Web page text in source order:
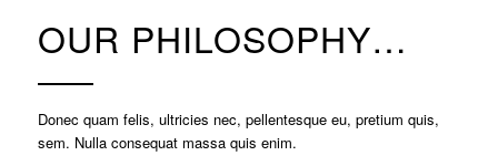
OUR PHILOSOPHY…
Donec quam felis, ultricies nec, pellentesque eu, pretium quis,
sem. Nulla consequat massa quis enim.